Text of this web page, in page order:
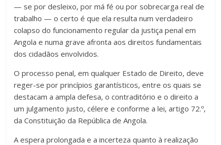
— se por desleixo, por má fé ou por sobrecarga real de
trabalho — o certo é que ela resulta num verdadeiro
colapso do funcionamento regular da justiça penal em
Angola e numa grave afronta aos direitos fundamentais
dos cidadãos envolvidos.
O processo penal, em qualquer Estado de Direito, deve
reger-se por princípios garantísticos, entre os quais se
destacam a ampla defesa, o contraditório e o direito a
um julgamento justo, célere e conforme a lei, artigo 72.º,
da Constituição da República de Angola.
A espera prolongada e a incerteza quanto à realização